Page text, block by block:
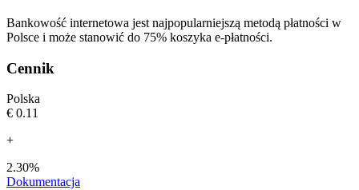
Bankowość internetowa jest najpopularniejszą metodą płatności w
Polsce i może stanowić do 75% koszyka e-płatności.
Cennik
Polska
€0.11
+
2.30%
Dokumentacja